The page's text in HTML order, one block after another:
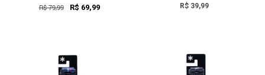
R$ 79,99 R$ 69,99 R$ 39,99